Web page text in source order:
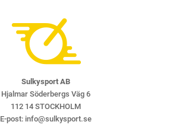
Sulkysport AB
Hjalmar Söderbergs Väg 6
112 14 STOCKHOLM
E-post: info@sulkysport.se